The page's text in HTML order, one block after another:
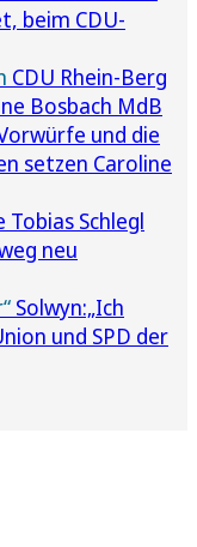
beim CDU-
CDU Rhein-Berg
Bosbach MdB
und die
setzen Caroline
Tobias Schlegl
neu
Solwyn:„Ich
und SPD der